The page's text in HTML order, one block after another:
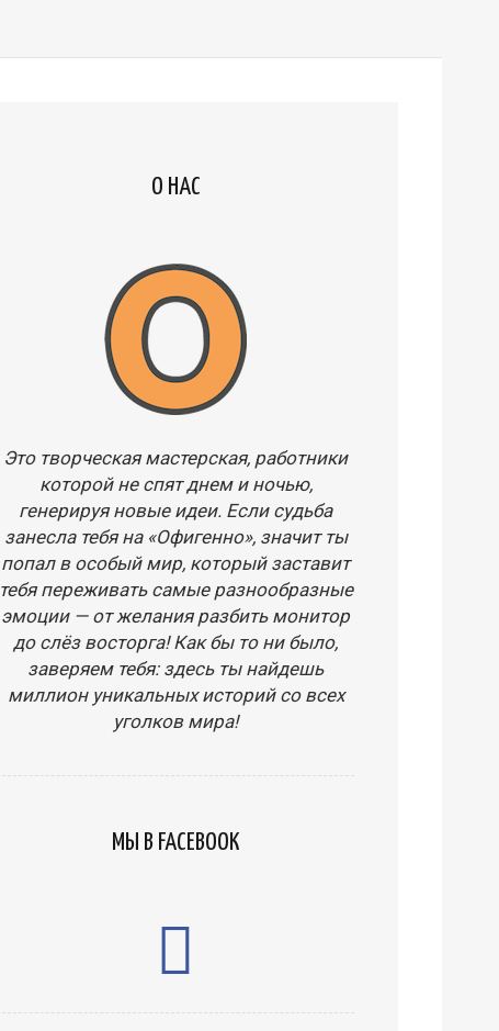
О НАС
Это творческая мастерская, работники
которой не спят днем и ночью,
генерируя новые идеи. Если судьба
занесла тебя на «Офигенно», значит ты
попал в особый мир, который заставит
тебя переживать самые разнообразные
эмоции — от желания разбить монитор
до слёз восторга! Как бы то ни было,
заверяем тебя: здесь ты найдешь
миллион уникальных историй со всех
уголков мира!
МЫ В FACEBOOK